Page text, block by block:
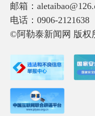
邮箱：
电话：0906-2121638
©阿勒泰新闻网 版权